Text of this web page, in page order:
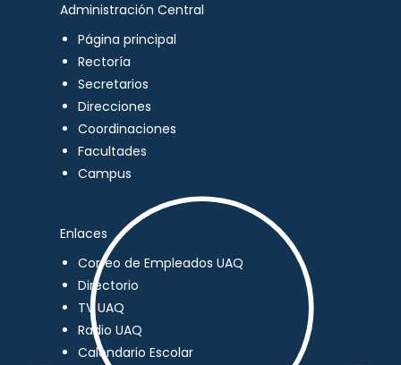
Administración Central
Página principal
Rectoría
Secretarios
Direcciones
Coordinaciones
Facultades
Campus
Enlaces
Correo de Empleados UAQ
Directorio
TV UAQ
Radio UAQ
Calendario Escolar